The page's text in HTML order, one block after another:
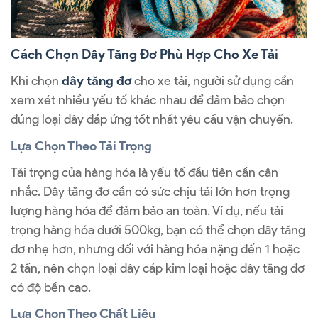
Cách Chọn Dây Tăng Đơ Phù Hợp Cho Xe Tải
Khi chọn dây tăng đơcho xe tải, người sử dụng cần
xem xét nhiều yếu tố khác nhau để đảm bảo chọn
đúng loại dây đáp ứng tốt nhất yêu cầu vận chuyển.
Lựa Chọn Theo Tải Trọng
Tải trọng của hàng hóa là yếu tố đầu tiên cần cân
nhắc. Dây tăng đơ cần có sức chịu tải lớn hơn trọng
lượng hàng hóa để đảm bảo an toàn. Ví dụ, nếu tải
trọng hàng hóa dưới 500kg, bạn có thể chọn dây tăng
đơ nhẹ hơn, nhưng đối với hàng hóa nặng đến 1 hoặc
2 tấn, nên chọn loại dây cáp kim loại hoặc dây tăng đơ
có độ bền cao.
Lựa Chọn Theo Chất Liệu